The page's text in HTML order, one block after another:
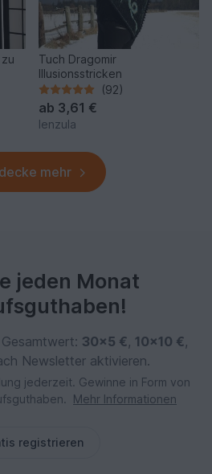
Tuch Dragomir
Illusionsstricken
(92)
ab 3,61 €
lenzula
mehr
jeden Monat
30×5 €, 10×10 €,
Newsletter aktivieren.
jederzeit. Gewinne in Form von
Mehr Informationen
registrieren